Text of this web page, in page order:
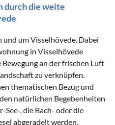
durch die weite
um Visselhövede. Dabei
in Visselhövede
an der frischen Luft
zu verknüpfen.
thematischen Bezug und
natürlichen Begebenheiten
See-, die Bach- oder die
abgeradelt werden,